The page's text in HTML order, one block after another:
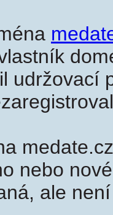
udržovací
nebo
ale